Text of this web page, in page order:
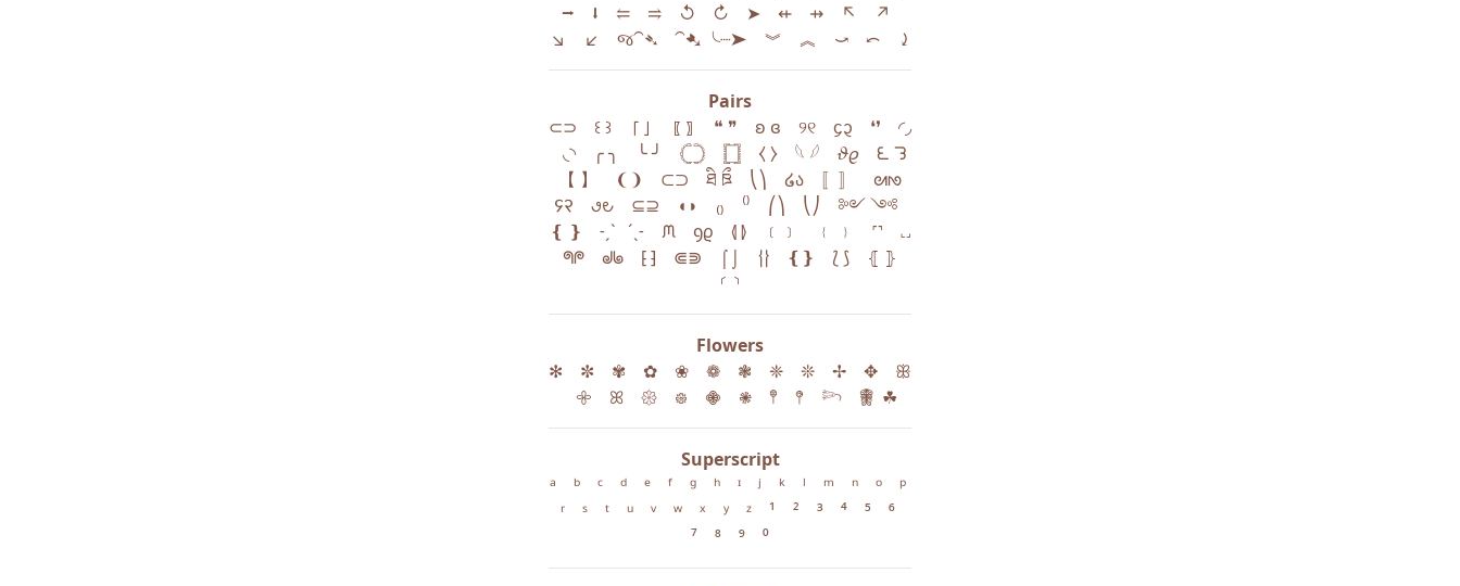
‎ ⭢ ‎ ‎ ‎ ⭣ ‎ ‎ ‎ ⥢ ‎ ‎ ‎ ⥤ ‎ ‎ ‎ ↺ ‎ ‎ ‎ ↻ ‎ ‎ ‎ ➤ ‎ ‎ ‎ ⇷ ‎ ‎ ‎ ⇸ ‎ ‎ ‎ ↖ ‎ ‎ ‎ ↗ ‎ ‎ ‎
↘ ‎ ‎ ‎ ↙ ‎ ‎ ‎ જ⁀➴ ‎ ‎ ‎ ⁀➷ ╰┈➤ ‎ ‎ ‎ ︾ ‎ ‎ ‎ ︽ ‎ ‎ ‎ ⤻ ‎ ‎ ‎ ⤺ ‎ ‎ ‎ ⤸
Pairs
⊂⊃ ‎ ‎ ‎ ꒰ ꒱ ‎ ‎ ‎ 「 」 ‎ ‎ ‎ 〖 〗 ‎ ‎ ‎ ❝ ❞ ‎ ‎ ‎ ʚ ɞ ‎ ‎ ‎ ୨୧ ‎ ‎ ‎ ᧔᧓ ‎ ‎ ‎ ❛❜ ‎ ‎ ‎ ◜◞
‎ ‎ ‎ ◟◝ ‎ ‎ ‎ ╭ ╮ ‎ ‎ ‎ ╰ ╯ ‎ ‎ ‎ 𓊆𓊇 ‎ ‎ ‎ 𓊈𓊉 ‎ ‎ ‎ ⧼ ⧽ ‎ ‎ ‎ 𓆩 𓆪 ‎ ‎ ‎ 𝜗𝜚 ‎ ‎ ‎ ᘍ ᘊ ‎
‎ ‎ 【 】 ‎ ‎ ‎ ❨❩ ‎ ‎ ‎ ⊂⊃ ‎ ‎ ‎ ཐི ཋྀ ‎ ‎ ‎ ⎝⎞ ‎ ‎ ‎ ໒ა ‎ ‎ ‎ 〚〛 ‎ ‎ ‎ ᘛᘚ ‎ ‎
‎ 𖩤𖩣 ‎ ‎ ‎ 𑙗𑙙 ‎ ‎ ‎ ⊆⊇ ‎ ‎ ‎ ◖◗ ‎ ‎ ‎ ₍₎ ‎ ‎ ‎ ⁽⁾ ‎ ‎ ‎ ⎛⎞ ‎ ‎ ‎ ⎝⎠ ‎ ‎ ‎ ༻ ༺ ‎ ‎ ‎
❴ ❵ ‎ ‎ ‎ ˗ˏˋ ´ˎ˗ ‎ ‎ ‎ ᙏ ‎ ‎ ‎ ꝯϱ ‎ ‎ ‎ ⦉ ⦊ ‎ ‎ ‎ ﹝﹞ ‎ ‎ ‎ ﹛ ﹜ ‎ ‎ ‎ ˹˺ ‎ ‎ ‎ ˻˼
‎ ‎ ‎ ᖗᖘ ‎ ‎ ‎ ᖙᖚ ‎ ‎ ‎ ⁅ ⁆ ‎ ‎ ‎ ⋐⋑ ‎ ‎ ‎ ⌠⌡ ‎ ‎ ‎ ⎨⎬ ‎ ‎ ‎ ❴❵ ‎ ‎ ‎ ⟅ ⟆ ‎ ‎ ‎ ⦃ ⦄ ‎ ‎ ‎
⸂ ⸃
Flowers
✻ ‎ ‎ ‎ ✼ ‎ ‎ ‎ ✾ ‎ ‎ ‎ ✿ ‎ ‎ ‎ ❀ ‎ ‎ ‎ ❁ ‎ ‎ ‎ ❃ ‎ ‎ ‎ ❈ ‎ ‎ ‎ ❊ ‎ ‎ ‎ ✢ ‎ ‎ ‎ ✥ ‎ ‎ ‎ ꕥ
‎ ‎ ‎ 𖧷 ‎ ‎ ‎ ꕤ ‎ ‎ ‎ 𑁍 ‎ ‎ ‎ ᪥ ‎ ‎ ‎ 𖠁 ‎ ‎ ‎ 𖠇 ‎ ‎ ‎ 𖤣 ‎ ‎ ‎ 𖤥 ‎ ‎ ‎ 𓆸 ‎ ‎ ‎ 𖠺 ‎ ☘︎
Superscript
ᵃ ‎ ‎ ‎ ᵇ ‎ ‎ ‎ ᶜ ‎ ‎ ‎ ᵈ ‎ ‎ ‎ ᵉ ‎ ‎ ‎ ᶠ ‎ ‎ ‎ ᵍ ‎ ‎ ‎ ʰ ‎ ‎ ‎ ᶦ ‎ ‎ ‎ ʲ ‎ ‎ ‎ ᵏ ‎ ‎ ‎ ˡ ‎ ‎ ‎ ᵐ ‎ ‎ ‎ ⁿ ‎ ‎ ‎ ᵒ ‎ ‎ ‎ ᵖ ‎
‎ ‎ ʳ ‎ ‎ ‎ ˢ ‎ ‎ ‎ ᵗ ‎ ‎ ‎ ᵘ ‎ ‎ ‎ ᵛ ‎ ‎ ‎ ʷ ‎ ‎ ‎ ˣ ‎ ‎ ‎ ʸ ‎ ‎ ‎ ᶻ ‎ ‎ ‎ ¹ ‎ ‎ ‎ ² ‎ ‎ ‎ ³ ‎ ‎ ‎ ⁴ ‎ ‎ ‎ ⁵ ‎ ‎ ‎ ⁶ ‎ ‎ ‎
⁷ ‎ ‎ ‎ ⁸ ‎ ‎ ‎ ⁹ ‎ ‎ ‎ ⁰